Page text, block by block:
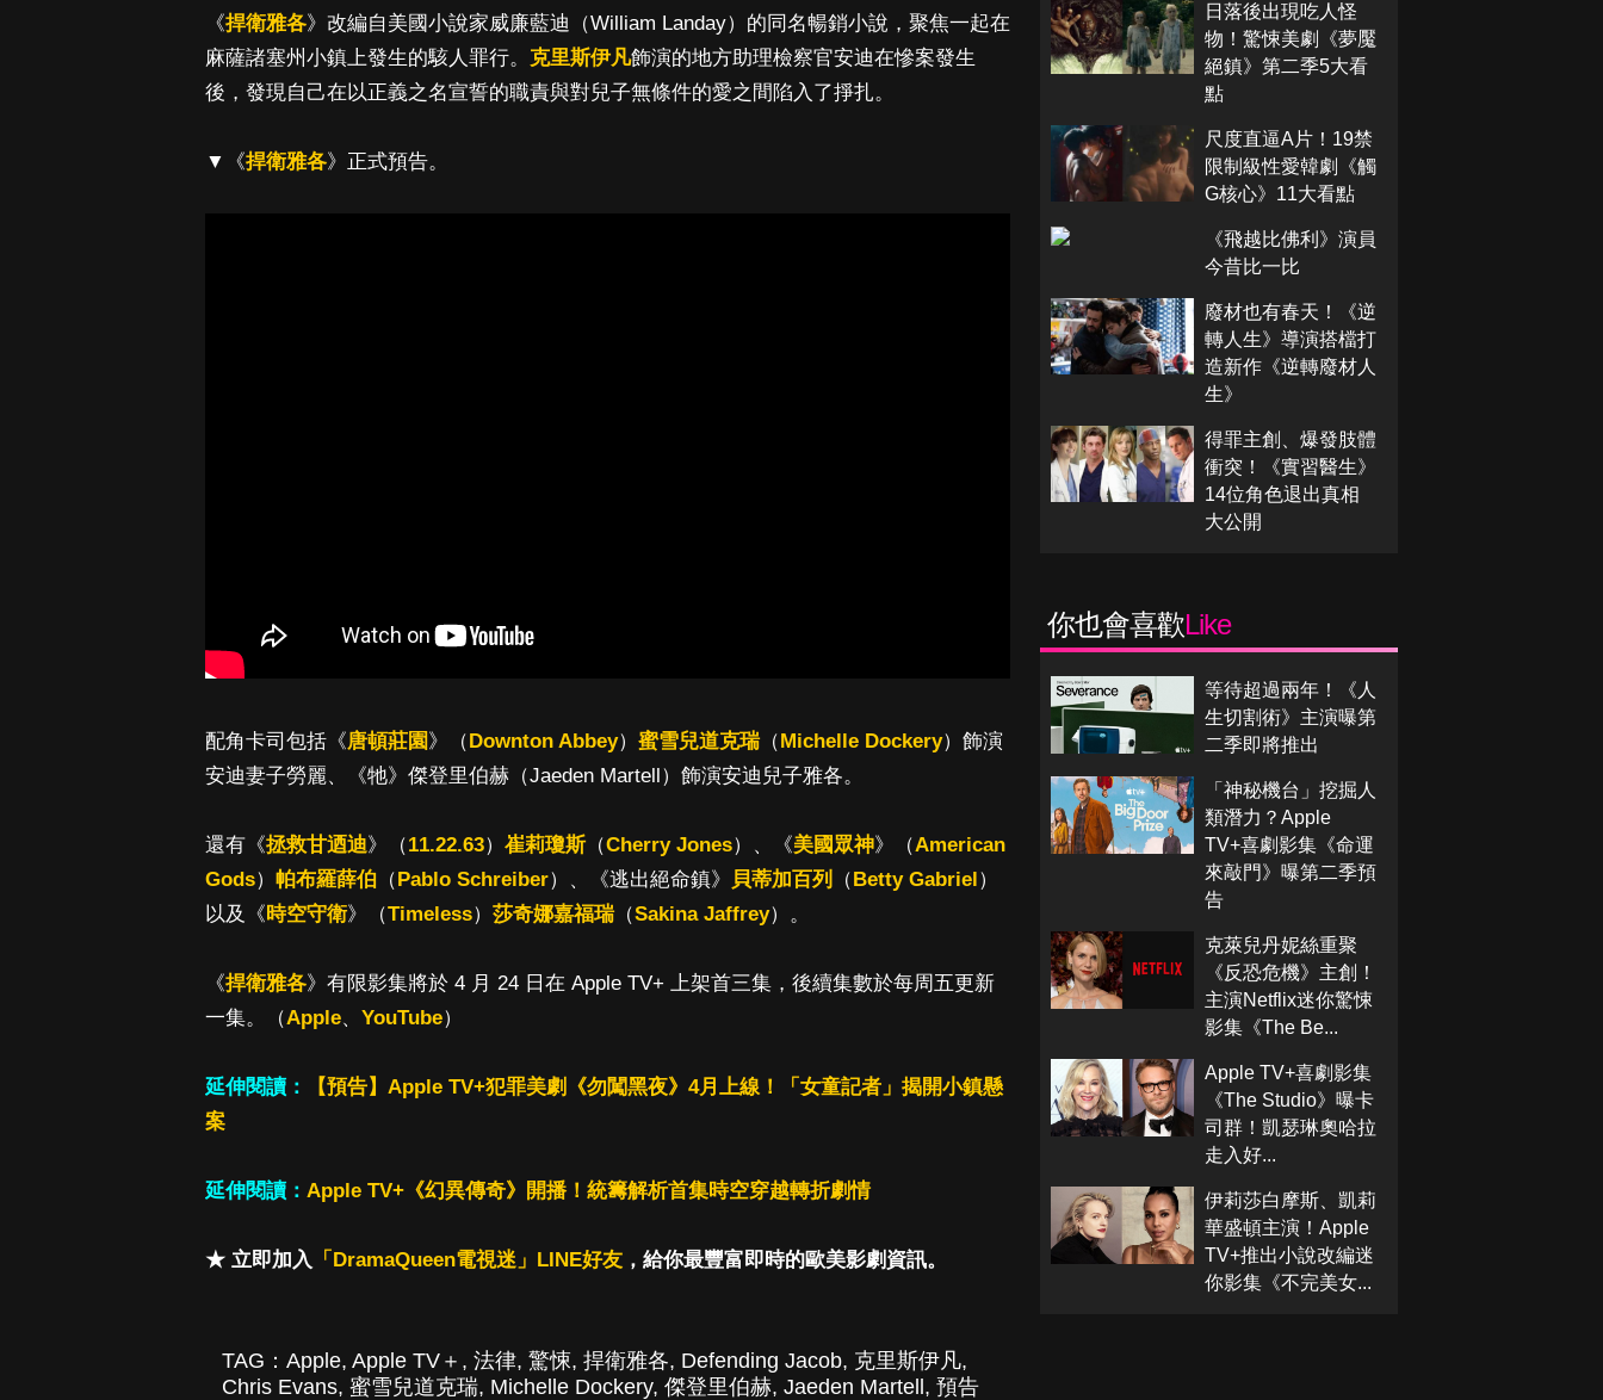
《捍衛雅各》改編自美國小說家威廉藍迪（William Landay）的同名暢銷小說，聚焦一起在
麻薩諸塞州小鎮上發生的駭人罪行。 克里斯伊凡飾演的地方助理檢察官安迪在慘案發生
後，發現自己在以正義之名宣誓的職責與對兒子無條件的愛之間陷入了掙扎。
▼《捍衛雅各》正式預告。
配角卡司包括《唐頓莊園》（Downton Abbey） 蜜雪兒道克瑞（Michelle Dockery）飾演
安迪妻子勞麗、《牠》傑登里伯赫（Jaeden Martell）飾演安迪兒子雅各。
還有《拯救甘迺迪》（11.22.63） 崔莉瓊斯（Cherry Jones）、《美國眾神》（American
Gods） 帕布羅薛伯 （Pablo Schreiber）、《逃出絕命鎮》 貝蒂加百列 （Betty Gabriel）
以及《時空守衛》（Timeless） 莎奇娜嘉福瑞（Sakina Jaffrey）。
《捍衛雅各》有限影集將於 4 月 24 日在 Apple TV+ 上架首三集，後續集數於每周五更新
一集。（Apple、 YouTube）
延伸閱讀：
【預告】Apple TV+犯罪美劇《勿闖黑夜》4月上線！「女童記者」揭開小鎮懸
案
延伸閱讀： Apple TV+《幻異傳奇》開播！統籌解析首集時空穿越轉折劇情
★ 立即加入 「DramaQueen電視迷」LINE好友 ，給你最豐富即時的歐美影劇資訊。
TAG： Apple, Apple TV＋ , 法律, 驚悚, 捍衛雅各, Defending Jacob, 克里斯伊凡,
Chris Evans, 蜜雪兒道克瑞, Michelle Dockery, 傑登里伯赫, Jaeden Martell , 預告
日落後出現吃人怪
物！驚悚美劇《夢魘
絕鎮》第二季5大看
點
尺度直逼A片！19禁
限制級性愛韓劇《觸
G核心》11大看點
《飛越比佛利》演員
今昔比一比
廢材也有春天！《逆
轉人生》導演搭檔打
造新作《逆轉廢材人
生》
得罪主創、爆發肢體
衝突！《實習醫生》
14位角色退出真相
大公開
你也會喜歡Like
等待超過兩年！《人
生切割術》主演曝第
二季即將推出
「神秘機台」挖掘人
類潛力？Apple
TV+喜劇影集《命運
來敲門》曝第二季預
告
克萊兒丹妮絲重聚
《反恐危機》主創！
主演Netflix迷你驚悚
影集《The Be...
Apple TV+喜劇影集
《The Studio》曝卡
司群！凱瑟琳奧哈拉
走入好...
伊莉莎白摩斯、凱莉
華盛頓主演！Apple
TV+推出小說改編迷
你影集《不完美女...